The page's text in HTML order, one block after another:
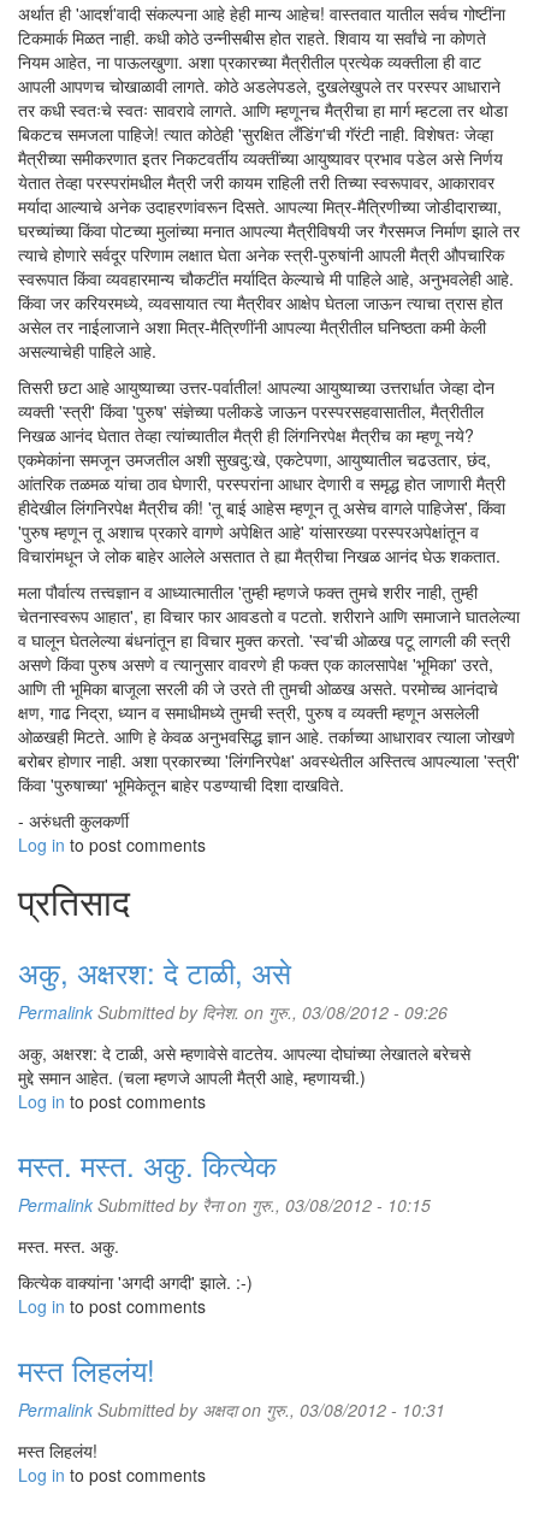
अर्थात ही 'आदर्श'वादी संकल्पना आहे हेही मान्य आहेच! वास्तवात यातील सर्वच गोष्टींना
टिकमार्क मिळत नाही. कधी कोठे उन्नीसबीस होत राहते. शिवाय या सर्वांचे ना कोणते
नियम आहेत, ना पाऊलखुणा. अशा प्रकारच्या मैत्रीतील प्रत्येक व्यक्तीला ही वाट
आपली आपणच चोखाळावी लागते. कोठे अडलेपडले, दुखलेखुपले तर परस्पर आधाराने
तर कधी स्वतःचे स्वतः सावरावे लागते. आणि म्हणूनच मैत्रीचा हा मार्ग म्हटला तर थोडा
बिकटच समजला पाहिजे! त्यात कोठेही 'सुरक्षित लँडिंग'ची गॅरंटी नाही. विशेषतः जेव्हा
मैत्रीच्या समीकरणात इतर निकटवर्तीय व्यक्तींच्या आयुष्यावर प्रभाव पडेल असे निर्णय
येतात तेव्हा परस्परांमधील मैत्री जरी कायम राहिली तरी तिच्या स्वरूपावर, आकारावर
मर्यादा आल्याचे अनेक उदाहरणांवरून दिसते. आपल्या मित्र-मैत्रिणीच्या जोडीदाराच्या,
घरच्यांच्या किंवा पोटच्या मुलांच्या मनात आपल्या मैत्रीविषयी जर गैरसमज निर्माण झाले तर
त्याचे होणारे सर्वदूर परिणाम लक्षात घेता अनेक स्त्री-पुरुषांनी आपली मैत्री औपचारिक
स्वरूपात किंवा व्यवहारमान्य चौकटींत मर्यादित केल्याचे मी पाहिले आहे, अनुभवलेही आहे.
किंवा जर करियरमध्ये, व्यवसायात त्या मैत्रीवर आक्षेप घेतला जाऊन त्याचा त्रास होत
असेल तर नाईलाजाने अशा मित्र-मैत्रिणींनी आपल्या मैत्रीतील घनिष्ठता कमी केली
असल्याचेही पाहिले आहे.
तिसरी छटा आहे आयुष्याच्या उत्तर-पर्वातील! आपल्या आयुष्याच्या उत्तरार्धात जेव्हा दोन
व्यक्ती 'स्त्री' किंवा 'पुरुष' संज्ञेच्या पलीकडे जाऊन परस्परसहवासातील, मैत्रीतील
निखळ आनंद घेतात तेव्हा त्यांच्यातील मैत्री ही लिंगनिरपेक्ष मैत्रीच का म्हणू नये?
एकमेकांना समजून उमजतील अशी सुखदु:खे, एकटेपणा, आयुष्यातील चढउतार, छंद,
आंतरिक तळमळ यांचा ठाव घेणारी, परस्परांना आधार देणारी व समृद्ध होत जाणारी मैत्री
हीदेखील लिंगनिरपेक्ष मैत्रीच की! 'तू बाई आहेस म्हणून तू असेच वागले पाहिजेस', किंवा
'पुरुष म्हणून तू अशाच प्रकारे वागणे अपेक्षित आहे' यांसारख्या परस्परअपेक्षांतून व
विचारांमधून जे लोक बाहेर आलेले असतात ते ह्या मैत्रीचा निखळ आनंद घेऊ शकतात.
मला पौर्वात्य तत्त्वज्ञान व आध्यात्मातील 'तुम्ही म्हणजे फक्त तुमचे शरीर नाही, तुम्ही
चेतनास्वरूप आहात', हा विचार फार आवडतो व पटतो. शरीराने आणि समाजाने घातलेल्या
व घालून घेतलेल्या बंधनांतून हा विचार मुक्त करतो. 'स्व'ची ओळख पटू लागली की स्त्री
असणे किंवा पुरुष असणे व त्यानुसार वावरणे ही फक्त एक कालसापेक्ष 'भूमिका' उरते,
आणि ती भूमिका बाजूला सरली की जे उरते ती तुमची ओळख असते. परमोच्च आनंदाचे
क्षण, गाढ निद्रा, ध्यान व समाधीमध्ये तुमची स्त्री, पुरुष व व्यक्ती म्हणून असलेली
ओळखही मिटते. आणि हे केवळ अनुभवसिद्ध ज्ञान आहे. तर्काच्या आधारावर त्याला जोखणे
बरोबर होणार नाही. अशा प्रकारच्या 'लिंगनिरपेक्ष' अवस्थेतील अस्तित्व आपल्याला 'स्त्री'
किंवा 'पुरुषाच्या' भूमिकेतून बाहेर पडण्याची दिशा दाखविते.
- अरुंधती कुलकर्णी
Log in to post comments
प्रतिसाद
अकु, अक्षरश: दे टाळी, असे
Permalink Submitted by दिनेश. on गुरु., 03/08/2012 - 09:26
अकु, अक्षरश: दे टाळी, असे म्हणावेसे वाटतेय. आपल्या दोघांच्या लेखातले बरेचसे
मुद्दे समान आहेत. (चला म्हणजे आपली मैत्री आहे, म्हणायची.)
Log in to post comments
मस्त. मस्त. अकु. कित्येक
Permalink Submitted by रैनाon गुरु., 03/08/2012 - 10:15
मस्त. मस्त. अकु.
कित्येक वाक्यांना 'अगदी अगदी' झाले. :-)
Log in to post comments
मस्त लिहलंय!
Permalink Submitted by अक्षदाon गुरु., 03/08/2012 - 10:31
मस्त लिहलंय!
Log in to post comments